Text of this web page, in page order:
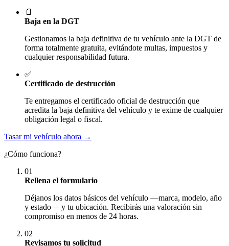
📄
Baja en la DGT
Gestionamos la baja definitiva de tu vehículo ante la DGT de
forma totalmente gratuita, evitándote multas, impuestos y
cualquier responsabilidad futura.
✅
Certificado de destrucción
Te entregamos el certificado oficial de destrucción que
acredita la baja definitiva del vehículo y te exime de cualquier
obligación legal o fiscal.
Tasar mi vehículo ahora →
¿Cómo funciona?
01
Rellena el formulario
Déjanos los datos básicos del vehículo —marca, modelo, año
y estado— y tu ubicación. Recibirás una valoración sin
compromiso en menos de 24 horas.
02
Revisamos tu solicitud